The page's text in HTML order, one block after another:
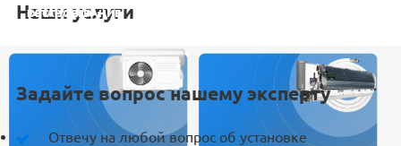
Наши услуги
УСТАНОВКА
ОБСЛУЖИВАНИЕ
Задайте вопрос нашему эксперту
Отвечу на любой вопрос об установке